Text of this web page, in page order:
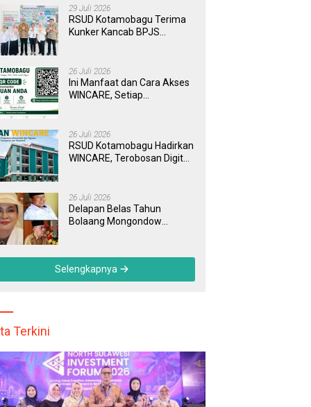
dan Layanan Kesehatan
29 Juli 2026
RSUD Kotamobagu Terima
Kunker Kancab BPJS
Wujudkan UHC
26 Juli 2026
Ini Manfaat dan Cara Akses
WINCARE, Setiap
Dipantau Dan Ditangani
dengan Tuntas
26 Juli 2026
RSUD Kotamobagu Hadirkan
WINCARE, Terobosan Digital
yang Cepat, Transparan, dan
Responsif
26 Juli 2026
Delapan Belas Tahun
Bolaang Mongondow
Sebuah Daerah yang
Menolak Tertinggal
Selengkapnya
Terkini